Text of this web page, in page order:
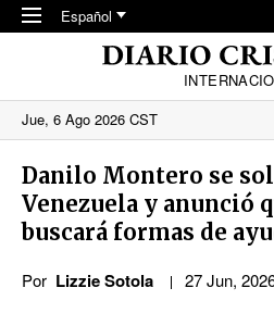
Skip to main content
Español
Jue, 6 Ago 2026 CST
Danilo Montero se
Venezuela y anunció
buscará formas de
Por Lizzie Sotola 27 Jun,